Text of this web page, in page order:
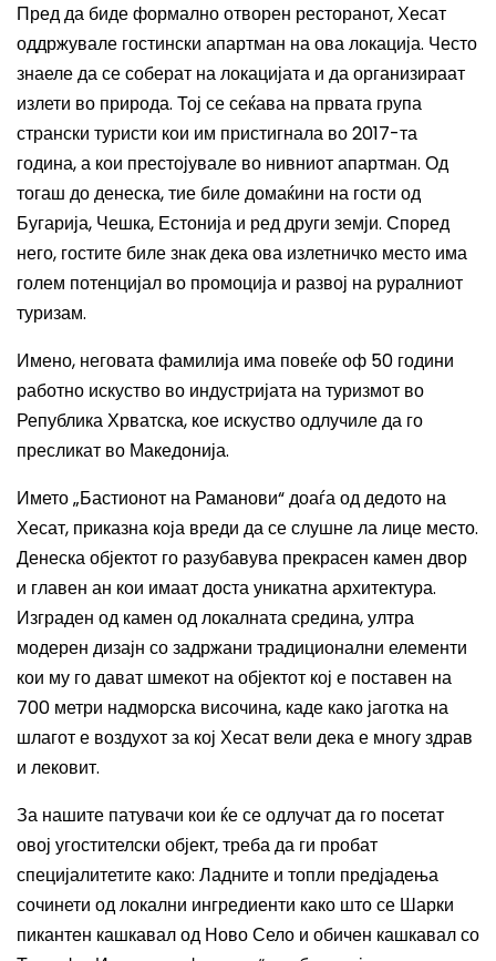
Пред да биде формално отворен ресторанот, Хесат
оддржувале гостински апартман на ова локација. Често
знаеле да се соберат на локацијата и да организираат
излети во природа. Тој се сеќава на првата група
странски туристи кои им пристигнала во 2017-та
година, а кои престојувале во нивниот апартман. Од
тогаш до денеска, тие биле домаќини на гости од
Бугарија, Чешка, Естонија и ред други земји. Според
него, гостите биле знак дека ова излетничко место има
голем потенцијал во промоција и развој на руралниот
туризам.
Имено, неговата фамилија има повеќе оф 50 години
работно искуство во индустријата на туризмот во
Република Хрватска, кое искуство одлучиле да го
пресликат во Македонија.
Името „Бастионот на Раманови“ доаѓа од дедото на
Хесат, приказна која вреди да се слушне ла лице место.
Денеска објектот го разубавува прекрасен камен двор
и главен ан кои имаат доста уникатна архитектура.
Изграден од камен од локалната средина, ултра
модерен дизајн со задржани традиционални елементи
кои му го дават шмекот на објектот кој е поставен на
700 метри надморска височина, каде како јаготка на
шлагот е воздухот за кој Хесат вели дека е многу здрав
и лековит.
За нашите патувачи кои ќе се одлучат да го посетат
овој угостителски објект, треба да ги пробат
специјалитетите како: Ладните и топли предјадења
сочинети од локални ингредиенти како што се Шарки
пикантен кашкавал од Ново Село и обичен кашкавал со